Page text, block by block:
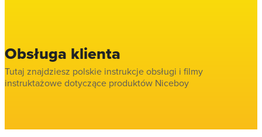
Obsługa klienta
Tutaj znajdziesz polskie instrukcje obsługi i filmy
instruktażowe dotyczące produktów Niceboy